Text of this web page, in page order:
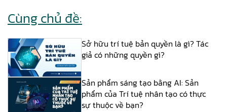
Cùng chủ đề:
Sở hữu trí tuệ bản quyền là gì? Tác
giả có những quyền gì?
Sản phẩm sáng tạo bằng AI: Sản
phẩm của Trí tuệ nhân tạo có thực
sự thuộc về bạn?